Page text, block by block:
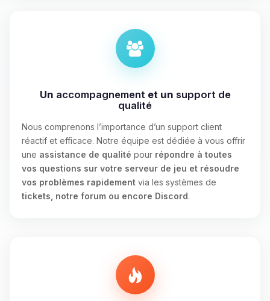
Un accompagnementet un support de
qualité
Nous comprenons l’importance d’un support client
réactif et efficace. Notre équipe est dédiée à vous offrir
une assistance de qualité pour répondre à toutes
vos questions sur votre serveur de jeu et résoudre
vos problèmes rapidement via les systèmes de
tickets, notre forum ou encore Discord.